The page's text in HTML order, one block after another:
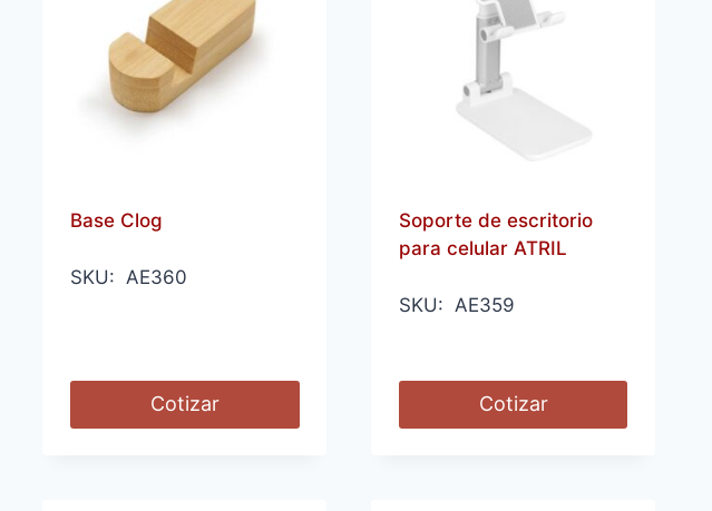
Base Clog
SKU: AE360
Cotizar
Soporte de escritorio
para celular ATRIL
SKU: AE359
Cotizar